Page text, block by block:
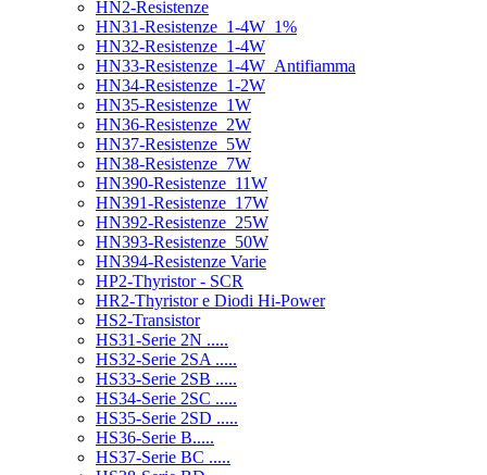
HN2-Resistenze
HN31-Resistenze_1-4W_1%
HN32-Resistenze_1-4W
HN33-Resistenze_1-4W_Antifiamma
HN34-Resistenze_1-2W
HN35-Resistenze_1W
HN36-Resistenze_2W
HN37-Resistenze_5W
HN38-Resistenze_7W
HN390-Resistenze_11W
HN391-Resistenze_17W
HN392-Resistenze_25W
HN393-Resistenze_50W
HN394-Resistenze Varie
HP2-Thyristor - SCR
HR2-Thyristor e Diodi Hi-Power
HS2-Transistor
HS31-Serie 2N .....
HS32-Serie 2SA .....
HS33-Serie 2SB .....
HS34-Serie 2SC .....
HS35-Serie 2SD .....
HS36-Serie B.....
HS37-Serie BC .....